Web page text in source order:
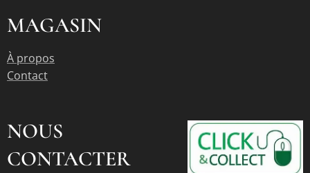
MAGASIN
À propos
Contact
NOUS
CONTACTER